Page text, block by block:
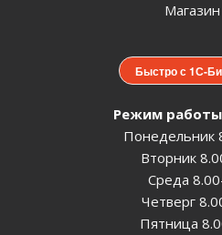
Быстро с 1С-
Режим
Понедельник
Вторник
Среда
Четверг
Пятница